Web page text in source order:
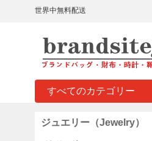
世界中無料配送
すべてのカテゴリー
ジュエリー（Jewelry）